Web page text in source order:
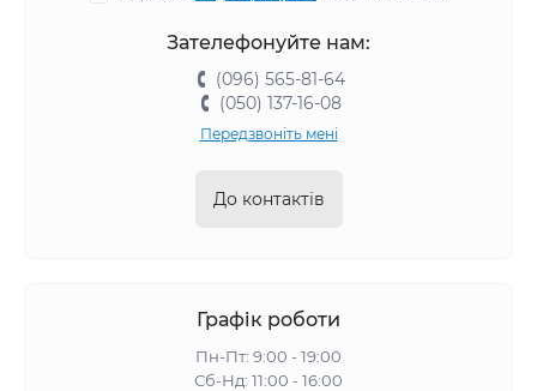
Зателефонуйте нам:
(096) 565-81-64
(050) 137-16-08
Передзвоніть мені
До контактів
Графік роботи
Пн-Пт: 9:00 - 19:00
Сб-Нд: 11:00 - 16:00